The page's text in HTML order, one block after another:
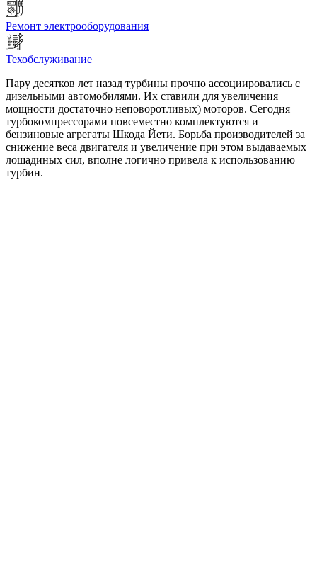
Ремонт электрооборудования
Техобслуживание
Пару десятков лет назад турбины прочно ассоциировались с
дизельными автомобилями. Их ставили для увеличения
мощности достаточно неповоротливых) моторов. Сегодня
турбокомпрессорами повсеместно комплектуются и
бензиновые агрегаты Шкода Йети. Борьба производителей за
снижение веса двигателя и увеличение при этом выдаваемых
лошадиных сил, вполне логично привела к использованию
турбин.